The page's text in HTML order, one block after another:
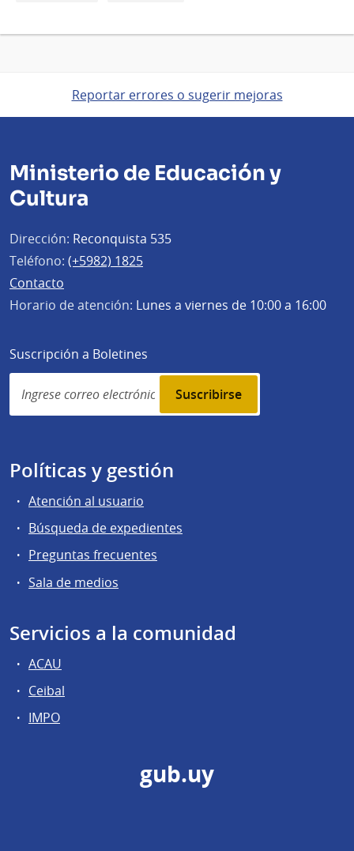
Reportar errores o sugerir mejoras
Ministerio de Educación y
Cultura
Dirección: Reconquista 535
Teléfono: (+5982) 1825
Contacto
Horario de atención: Lunes a viernes de 10:00 a 16:00
Suscripción a Boletines
Simplenews
subscription
Políticas y gestión
Atención al usuario
Búsqueda de expedientes
Preguntas frecuentes
Sala de medios
Servicios a la comunidad
ACAU
Ceibal
IMPO
gub.uy